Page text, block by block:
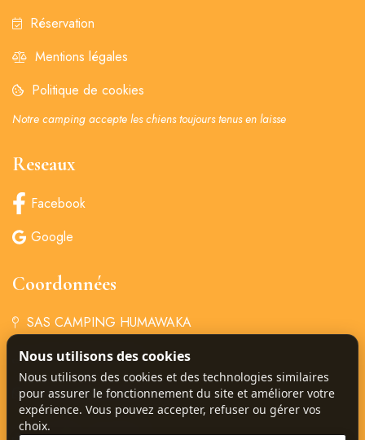
Réservation
Mentions légales
Politique de cookies
Notre camping accepte les chiens toujours tenus en laisse
Reseaux
Facebook
Google
Coordonnées
SAS CAMPING HUMAWAKA
+33 4 94 85 68 34
‏‏ ‎‏‎‎camping@humawaka.com
77 Chem. de Deroc,
Nous utilisons des cookies
Nous utilisons des cookies et des technologies similaires
pour assurer le fonctionnement du site et améliorer votre
expérience. Vous pouvez accepter, refuser ou gérer vos
choix.